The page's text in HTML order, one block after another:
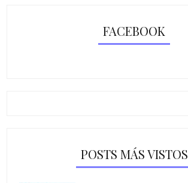
FACEBOOK
POSTS MÁS VISTOS